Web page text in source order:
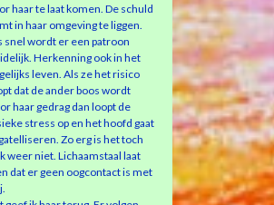
haar te laat komen. De schuld
in haar omgeving te liggen.
snel wordt er een patroon
Herkenning ook in het
leven. Als ze het risico
dat de ander boos wordt
haar gedrag dan loopt de
stress op en het hoofd gaat
Zo erg is het toch
weer niet. Lichaamstaal laat
dat er geen oogcontact is met